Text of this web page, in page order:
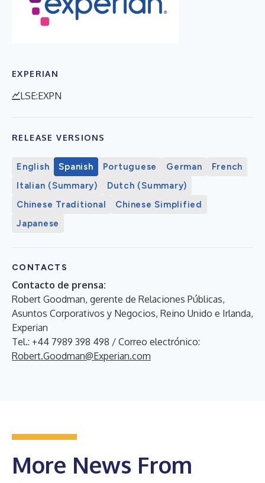
EXPERIAN
LSE:EXPN
RELEASE VERSIONS
English Spanish Portuguese German
French
Italian (Summary)
Dutch (Summary)
Chinese Traditional
Chinese Simplified
Japanese
CONTACTS
Contacto de prensa:
Robert Goodman, gerente de Relaciones Públicas,
Asuntos Corporativos y Negocios, Reino Unido e Irlanda,
Experian
Tel.: +44 7989 398 498 / Correo electrónico:
Robert.Goodman@Experian.com
More News From